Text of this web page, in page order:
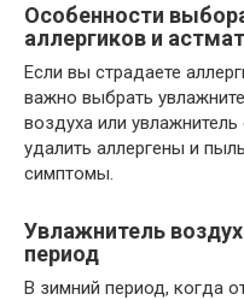
Особенности
аллергиков и
Если вы страдаете
важно выбрать
воздуха или
удалить аллергены и
симптомы.
Увлажнитель
период
В зимний период, когда